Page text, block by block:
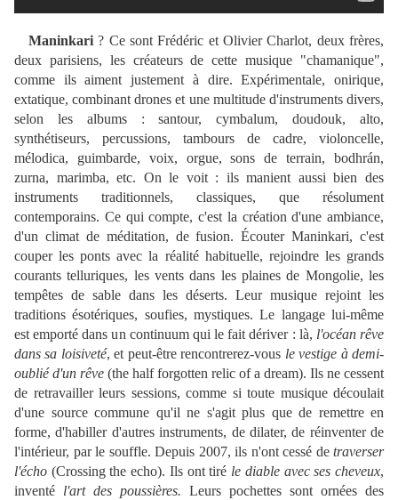
Maninkari? Ce sont Frédéric et Olivier Charlot, deux frères,
deux parisiens, les créateurs de cette musique "chamanique",
comme ils aiment justement à dire. Expérimentale, onirique,
extatique, combinant drones et une multitude d'instruments divers,
selon les albums : santour, cymbalum, doudouk, alto,
synthétiseurs, percussions, tambours de cadre, violoncelle,
mélodica, guimbarde, voix, orgue, sons de terrain, bodhrán,
zurna, marimba, etc. On le voit : ils manient aussi bien des
instruments traditionnels, classiques, que résolument
contemporains. Ce qui compte, c'est la création d'une ambiance,
d'un climat de méditation, de fusion. Écouter Maninkari, c'est
couper les ponts avec la réalité habituelle, rejoindre les grands
courants telluriques, les vents dans les plaines de Mongolie, les
tempêtes de sable dans les déserts. Leur musique rejoint les
traditions ésotériques, soufies, mystiques. Le langage lui-même
est emporté dans un continuum qui le fait dériver : là, l'océan rêve
dans sa loisiveté, et peut-être rencontrerez-vous le vestige à demi-
oublié d'un rêve (the half forgotten relic of a dream). Ils ne cessent
de retravailler leurs sessions, comme si toute musique découlait
d'une source commune qu'il ne s'agit plus que de remettre en
forme, d'habiller d'autres instruments, de dilater, de réinventer de
l'intérieur, par le souffle. Depuis 2007, ils n'ont cessé de traverser
l'écho (Crossing the echo). Ils ont tiré le diable avec ses cheveux,
inventé l'art des poussières. Leurs pochettes sont ornées des